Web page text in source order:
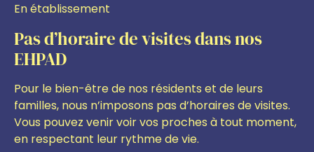
En établissement
Pas d’horaire de visites dans nos
EHPAD
Pour le bien-être de nos résidents et de leurs
familles, nous n’imposons pas d’horaires de visites.
Vous pouvez venir voir vos proches à tout moment,
en respectant leur rythme de vie.